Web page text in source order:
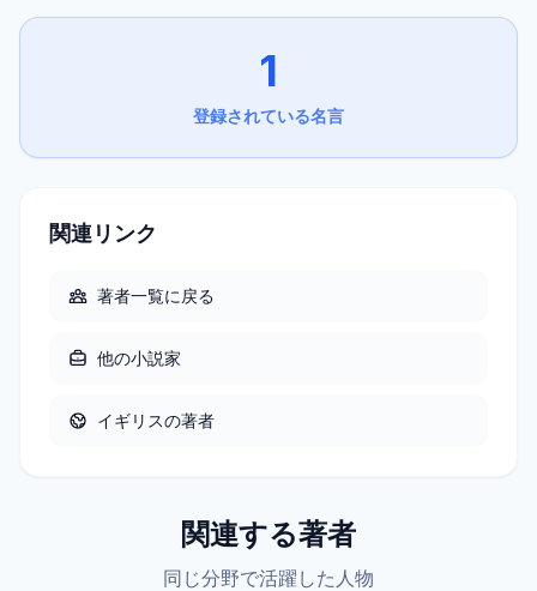
1
登録されている名言
関連リンク
著者一覧に戻る
他の小説家
イギリスの著者
関連する著者
同じ分野で活躍した人物